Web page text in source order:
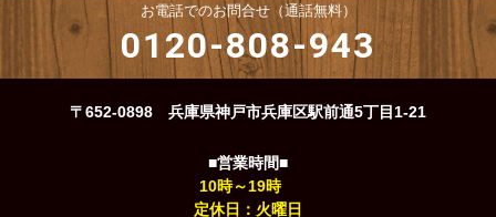
お電話でのお問合せ（通話無料）
0120-808-943
〒652-0898 兵庫県神戸市兵庫区駅前通5丁目1-21
■営業時間■
10時～19時
定休日：火曜日